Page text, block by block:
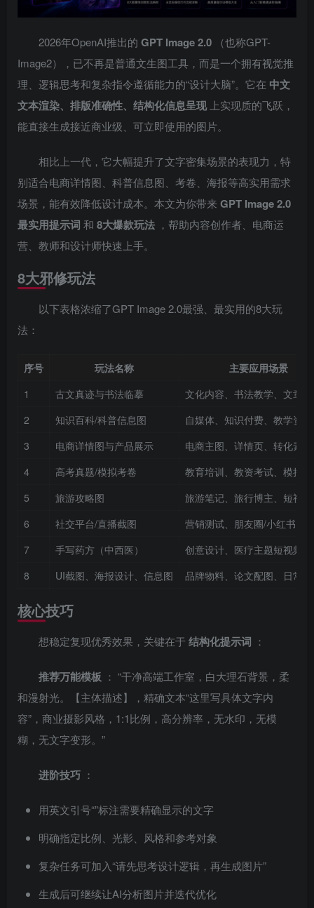
2026年OpenAI推出的 GPT Image 2.0
（也称GPT-
Image2），已不再是普通文生图工具，而是一个拥有视觉推
理、逻辑思考和复杂指令遵循能力的“设计大脑”。它在 中文
文本渲染、排版准确性、结构化信息呈现 上实现质的飞跃，
能直接生成接近商业级、可立即使用的图片。
相比上一代，它大幅提升了文字密集场景的表现力，特
别适合电商详情图、科普信息图、考卷、海报等高实用需求
场景，能有效降低设计成本。本文为你带来GPT Image 2.0
最实用提示词 和 8大爆款玩法 ，帮助内容创作者、电商运
营、教师和设计师快速上手。
8大邪修玩法
以下表格浓缩了GPT Image 2.0最强、最实用的8大玩
法：
序号 玩法名称
主要应用场景
1
古文真迹与书法临摹
文化内容、书法教学、文章
2
知识百科/科普信息图
自媒体、知识付费、教学资料
3
电商详情图与产品展示
电商主图、详情页、转化素材
4
高考真题/模拟考卷
教育培训、教资考试、模拟
5
旅游攻略图
旅游笔记、旅行博主、短视
6
社交平台/直播截图
营销测试、朋友圈/小红书内
7
手写药方（中西医）
创意设计、医疗主题短视频
8
UI截图、海报设计、信息图 品牌物料、论文配图、日常
核心技巧
想稳定复现优秀效果，关键在于结构化提示词 ：
推荐万能模板 ： “干净高端工作室，白大理石背景，柔
和漫射光。【主体描述】，精确文本“这里写具体文字内
容”，商业摄影风格，1:1比例，高分辨率，无水印，无模
糊，无文字变形。”
进阶技巧 ：
用英文引号“”标注需要精确显示的文字
明确指定比例、光影、风格和参考对象
复杂任务可加入“请先思考设计逻辑，再生成图片”
生成后可继续让AI分析图片并迭代优化